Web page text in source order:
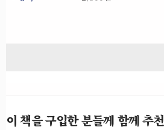
이 책을 구입한 분들께 함께 추